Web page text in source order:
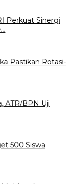
Perkuat Sinergi
Pastikan Rotasi-
ATR/BPN Uji
500 Siswa